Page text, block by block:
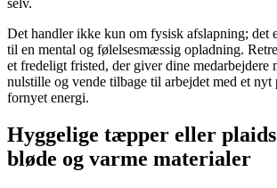
Det handler ikke kun om fysisk afslapning; det
til en mental og følelsesmæssig opladning.
et fredeligt fristed, der giver dine medarbejdere
nulstille og vende tilbage til arbejdet med et nyt
fornyet energi.
Hyggelige tæpper eller
bløde og varme materialer